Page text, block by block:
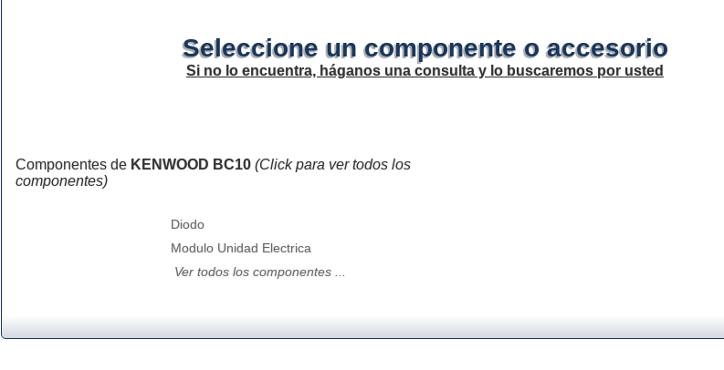
Seleccione un componente o accesorio
Si no lo encuentra, háganos una consulta y lo buscaremos por usted
Componentes de KENWOOD BC10 (Click para ver todos los
componentes)
Diodo
Modulo Unidad Electrica
Ver todos los componentes ...